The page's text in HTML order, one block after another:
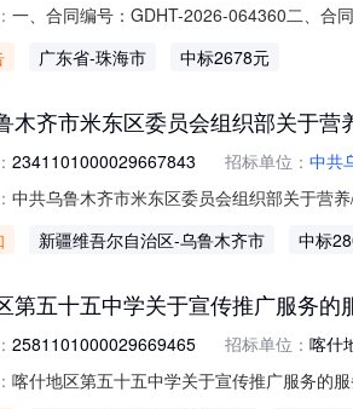
一、合同编号：GDHT-2026-064360二、合
址：狮山街道联系方式：18688196485六
广东省-珠海市 中标2678元
木齐市米东区委员会组织部关于
2341101000029667843 招标单位： 中共
中共乌鲁木齐市米东区委员会组织部关于营
（元）:项目所在行政区划编码:650109项目
新疆维吾尔自治区-乌鲁木齐市 中标
第五十五中学关于宣传推广服务的
2581101000029669465 招标单位： 喀什
喀什地区第五十五中学关于宣传推广服务的